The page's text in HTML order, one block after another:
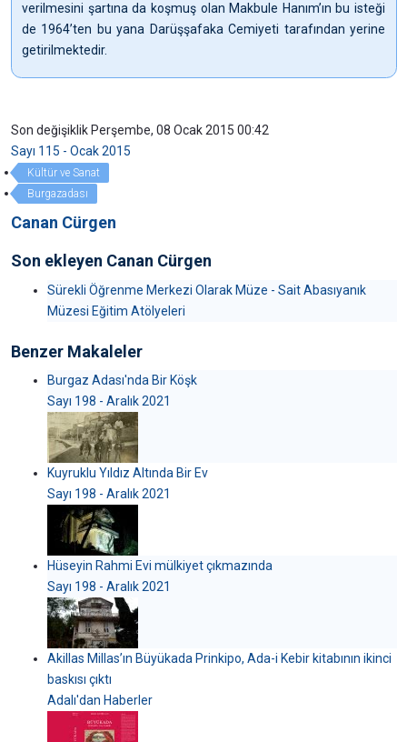
verilmesini şartına da koşmuş olan Makbule Hanım’ın bu isteği
de 1964’ten bu yana Darüşşafaka Cemiyeti tarafından yerine
getirilmektedir.
Son değişiklik Perşembe, 08 Ocak 2015 00:42
Sayı 115 - Ocak 2015
Kültür ve Sanat
Burgazadası
Canan Cürgen
Son ekleyen Canan Cürgen
Sürekli Öğrenme Merkezi Olarak Müze - Sait Abasıyanık
Müzesi Eğitim Atölyeleri
Benzer Makaleler
Burgaz Adası'nda Bir Köşk
Sayı 198 - Aralık 2021
Kuyruklu Yıldız Altında Bir Ev
Sayı 198 - Aralık 2021
Hüseyin Rahmi Evi mülkiyet çıkmazında
Sayı 198 - Aralık 2021
Akillas Millas’ın Büyükada Prinkipo, Ada-i Kebir kitabının ikinci
baskısı çıktı
Adalı'dan Haberler